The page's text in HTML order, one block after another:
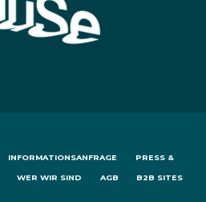
INFORMATIONSANFRAGE PRESS &
WER WIR SIND AGB B2B SITES